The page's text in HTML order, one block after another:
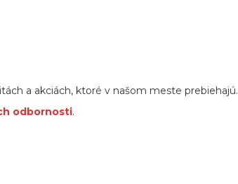
a akciách, ktoré v našom meste prebiehajú.
odbornosti.